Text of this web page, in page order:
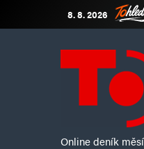
8. 8. 2026
Online deník